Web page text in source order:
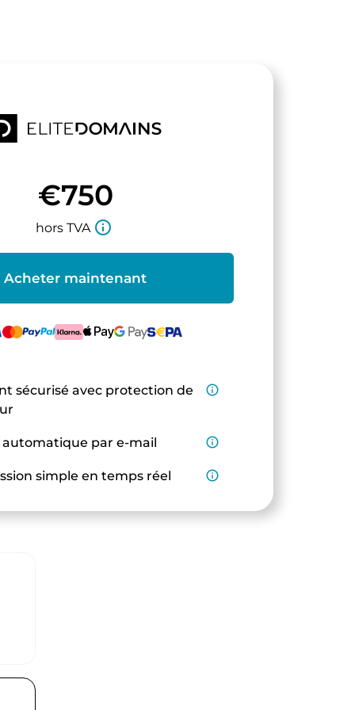
€750
hors TVA info_outline
Acheter maintenant
sécurisé avec protection de
info_outline
automatique par e-mail info_outline
simple en temps réel info_outline